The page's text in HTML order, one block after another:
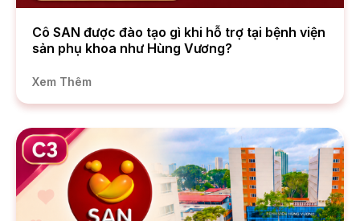
Cô SAN được đào tạo gì khi hỗ trợ tại bệnh viện
sản phụ khoa như Hùng Vương?
Xem Thêm